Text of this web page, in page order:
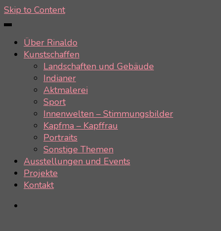
Skip to Content
Über Rinaldo
Kunstschaffen
Landschaften und Gebäude
Indianer
Aktmalerei
Sport
Innenwelten – Stimmungsbilder
Kapfma – Kapffrau
Portraits
Sonstige Themen
Ausstellungen und Events
Projekte
Kontakt